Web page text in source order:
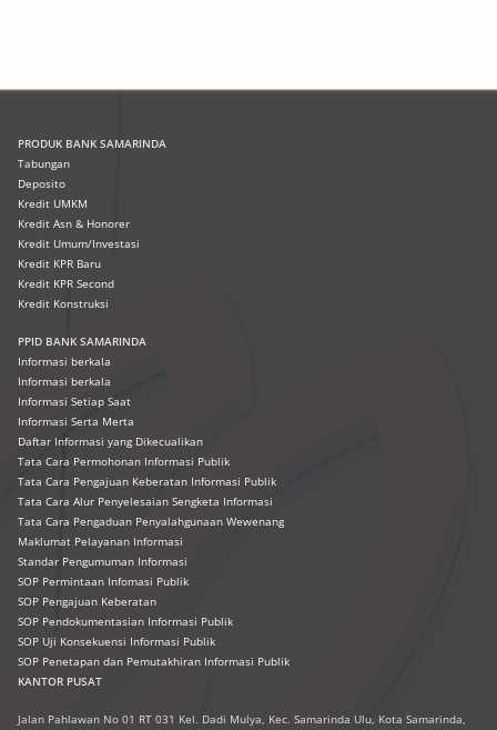
PRODUK BANK SAMARINDA
Tabungan
Deposito
Kredit UMKM
Kredit Asn & Honorer
Kredit Umum/Investasi
Kredit KPR Baru
Kredit KPR Second
Kredit Konstruksi
PPID BANK SAMARINDA
Informasi berkala
Informasi berkala
Informasi Setiap Saat
Informasi Serta Merta
Daftar Informasi yang Dikecualikan
Tata Cara Permohonan Informasi Publik
Tata Cara Pengajuan Keberatan Informasi Publik
Tata Cara Alur Penyelesaian Sengketa Informasi
Tata Cara Pengaduan Penyalahgunaan Wewenang
Maklumat Pelayanan Informasi
Standar Pengumuman Informasi
SOP Permintaan Infomasi Publik
SOP Pengajuan Keberatan
SOP Pendokumentasian Informasi Publik
SOP Uji Konsekuensi Informasi Publik
SOP Penetapan dan Pemutakhiran Informasi Publik
KANTOR PUSAT
Jalan Pahlawan No 01 RT 031 Kel. Dadi Mulya, Kec. Samarinda Ulu, Kota Samarinda,